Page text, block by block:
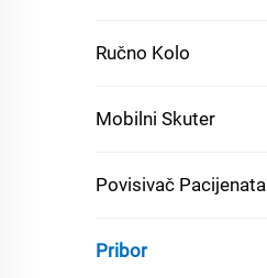
Ručno Kolo
Mobilni Skuter
Povisivač Pacijenata
Pribor